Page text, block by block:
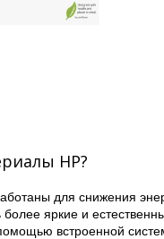
HP?
для снижения
яркие и
встроенной